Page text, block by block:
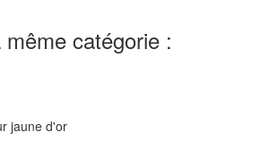
catégorie :
jaune d'or